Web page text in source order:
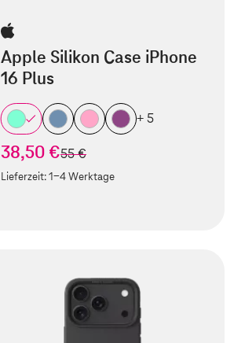
Apple Silikon Case iPhone
16 Plus
+ 5
38,50 €statt
55 €
Lieferzeit:1-4 Werktage